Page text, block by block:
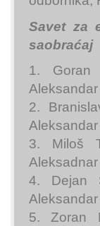
Savet za
saobraćaj
1. Goran
2.
3. Miloš
4. Dejan
5. Zoran